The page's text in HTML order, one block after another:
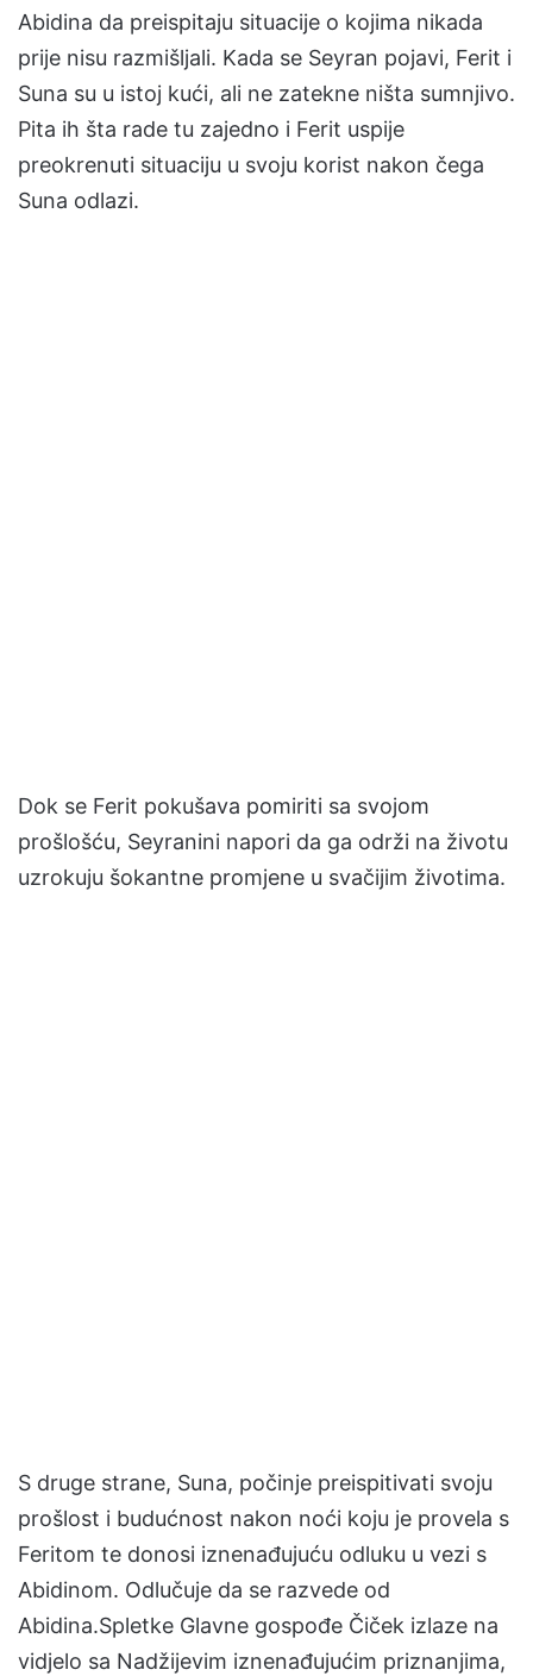
Abidina da preispitaju situacije o kojima nikada
prije nisu razmišljali. Kada se Seyran pojavi, Ferit i
Suna su u istoj kući, ali ne zatekne ništa sumnjivo.
Pita ih šta rade tu zajedno i Ferit uspije
preokrenuti situaciju u svoju korist nakon čega
Suna odlazi.
Dok se Ferit pokušava pomiriti sa svojom
prošlošću, Seyranini napori da ga održi na životu
uzrokuju šokantne promjene u svačijim životima.
S druge strane, Suna, počinje preispitivati svoju
prošlost i budućnost nakon noći koju je provela s
Feritom te donosi iznenađujuću odluku u vezi s
Abidinom. Odlučuje da se razvede od
Abidina.Spletke Glavne gospođe Čiček izlaze na
vidjelo sa Nadžijevim iznenađujućim priznanjima,